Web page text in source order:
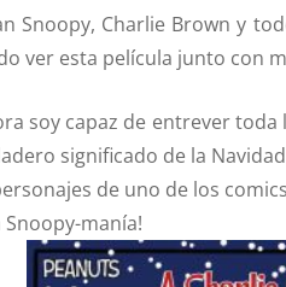
Snoopy, Charlie Brown y
ver esta película junto con
soy capaz de entrever
significado de la
de uno de los
Snoopy-manía!